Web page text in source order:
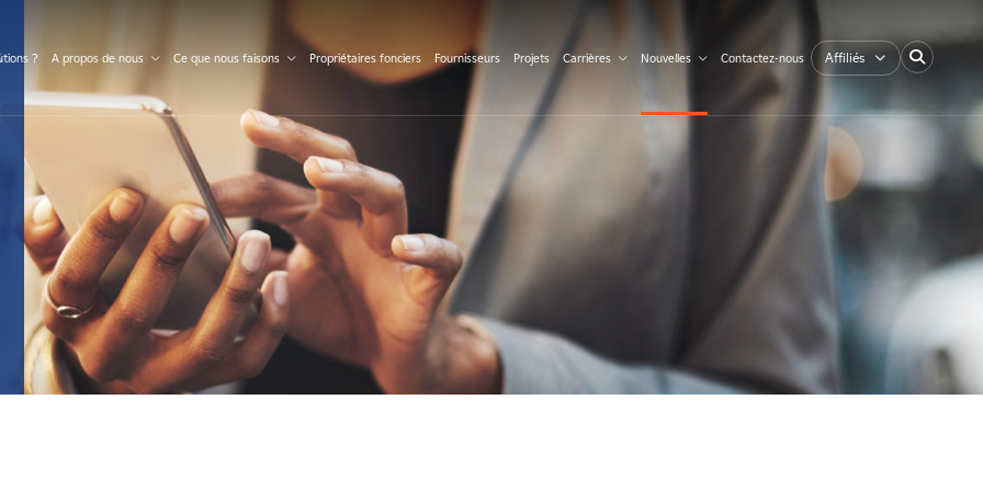
? A propos de nous Ce que nous faisons Propriétaires fonciers Fournisseurs Projets Carrières Nouvelles Contactez-nous Affiliés